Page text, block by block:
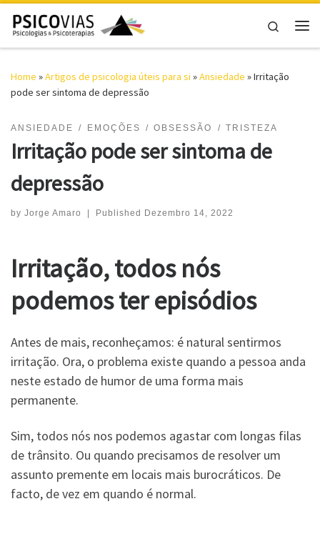
Skip to content
Search
Home »Artigos de psicologia úteis para si »Ansiedade »Irritação
pode ser sintoma de depressão
ANSIEDADE EMOÇÕES OBSESSÃO TRISTEZA
Irritação pode ser sintoma de
depressão
by Jorge Amaro | Published Dezembro 14, 2022
Irritação, todos nós
podemos ter episódios
Antes de mais, reconheçamos: é natural sentirmos
irritação. Ora, o problema existe quando a pessoa anda
neste estado de humor de uma forma mais
permanente.
Sim, todos nós nos podemos agastar com longas filas
de trânsito. Ou quando precisamos de resolver um
assunto premente em locais mais burocráticos. De
facto, de vez em quando é normal.